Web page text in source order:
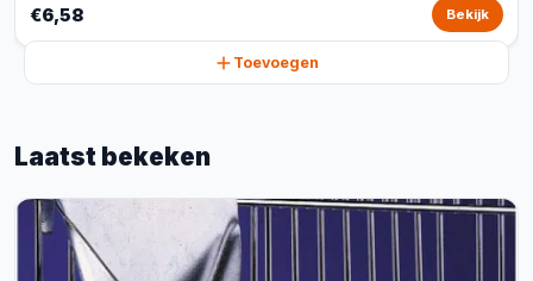
€6,58 Bekijk
Toevoegen
Laatst bekeken